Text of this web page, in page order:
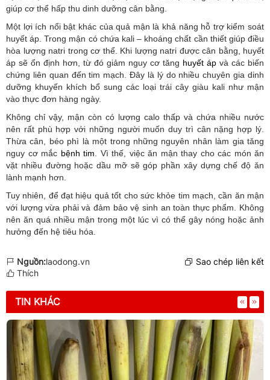
giúp cơ thể hấp thu dinh dưỡng cân bằng.
Một lợi ích nổi bật khác của quả mận là khả năng hỗ trợ kiểm soát
huyết áp. Trong mận có chứa kali – khoáng chất cần thiết giúp điều
hòa lượng natri trong cơ thể. Khi lượng natri được cân bằng, huyết
áp sẽ ổn định hơn, từ đó giảm nguy cơ tăng huyết áp và các biến
chứng liên quan đến tim mạch. Đây là lý do nhiều chuyên gia dinh
dưỡng khuyến khích bổ sung các loại trái cây giàu kali như mận
vào thực đơn hàng ngày.
Không chỉ vậy, mận còn có lượng calo thấp và chứa nhiều nước
nên rất phù hợp với những người muốn duy trì cân nặng hợp lý.
Thừa cân, béo phì là một trong những nguyên nhân làm gia tăng
nguy cơ mắc bệnh tim . Vì thế, việc ăn mận thay cho các món ăn
vặt nhiều đường hoặc dầu mỡ sẽ góp phần xây dựng chế độ ăn
lành mạnh hơn.
Tuy nhiên, để đạt hiệu quả tốt cho sức khỏe tim mạch, cần ăn mận
với lượng vừa phải và đảm bảo vệ sinh an toàn thực phẩm. Không
nên ăn quá nhiều mận trong một lúc vì có thể gây nóng hoặc ảnh
hưởng đến hệ tiêu hóa.
Nguồn:laodong.vn
Sao chép liên kết
Thích
TIN KHÁC